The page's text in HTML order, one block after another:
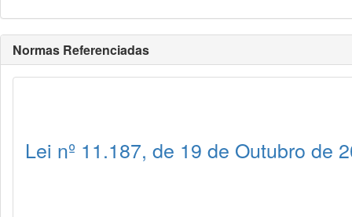
Normas Referenciadas
Lei nº 11.187, de 19 de Outubro de